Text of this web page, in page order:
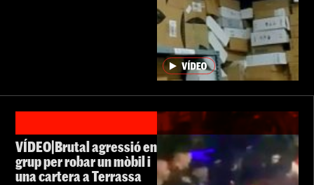
VÍDEO|Brutal agressió en
grup per robar un mòbil i
una cartera a Terrassa